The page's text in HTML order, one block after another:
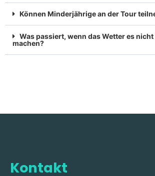
Können Minderjährige an der Tour
Was passiert, wenn das Wetter es
machen?
Kontakt